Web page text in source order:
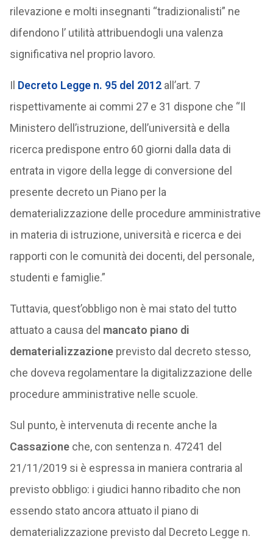
rilevazione e molti insegnanti “tradizionalisti” ne
difendono l’ utilità attribuendogli una valenza
significativa nel proprio lavoro.
Il Decreto Legge n. 95 del 2012all’art. 7
rispettivamente ai commi 27 e 31 dispone che “Il
Ministero dell’istruzione, dell’università e della
ricerca predispone entro 60 giorni dalla data di
entrata in vigore della legge di conversione del
presente decreto un Piano per la
dematerializzazione delle procedure amministrative
in materia di istruzione, università e ricerca e dei
rapporti con le comunità dei docenti, del personale,
studenti e famiglie.”
Tuttavia, quest’obbligo non è mai stato del tutto
attuato a causa del mancato piano di
dematerializzazioneprevisto dal decreto stesso,
che doveva regolamentare la digitalizzazione delle
procedure amministrative nelle scuole.
Sul punto, è intervenuta di recente anche la
Cassazioneche, con sentenza n. 47241 del
21/11/2019 si è espressa in maniera contraria al
previsto obbligo: i giudici hanno ribadito che non
essendo stato ancora attuato il piano di
dematerializzazione previsto dal Decreto Legge n.